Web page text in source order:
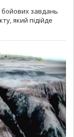
бойових завдань
який підійде